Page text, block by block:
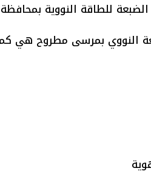
للطاقة النووية
النووي بمرسى مطروح هي